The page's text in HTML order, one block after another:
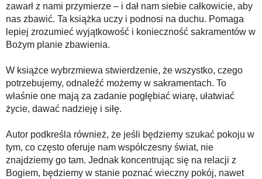
Bezpiecznie i w zgodzie z prawem
zawarł z nami przymierze – i dał nam siebie całkowicie, aby
nas zbawić. Ta książka uczy i podnosi na duchu. Pomaga
lepiej zrozumieć wyjątkowość i konieczność sakramentów w
Bożym planie zbawienia.
W książce wybrzmiewa stwierdzenie, że wszystko, czego
potrzebujemy, odnaleźć możemy w sakramentach. To
właśnie one mają za zadanie pogłębiać wiarę, ułatwiać
życie, dawać nadzieję i siłę.
Autor podkreśla również, że jeśli będziemy szukać pokoju w
tym, co często oferuje nam współczesny świat, nie
znajdziemy go tam. Jednak koncentrując się na relacji z
Bogiem, będziemy w stanie poznać wieczny pokój, nawet